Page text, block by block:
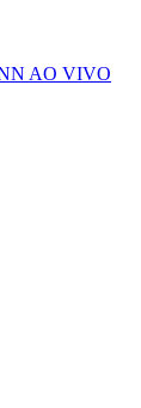
AO VIVO